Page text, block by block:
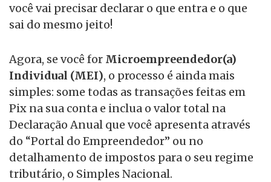
você vai precisar declarar o que entra e o que
sai do mesmo jeito!
Agora, se você for Microempreendedor(a)
Individual (MEI), o processo é ainda mais
simples: some todas as transações feitas em
Pix na sua conta e inclua o valor total na
Declaração Anual que você apresenta através
do “Portal do Empreendedor” ou no
detalhamento de impostos para o seu regime
tributário, o Simples Nacional.